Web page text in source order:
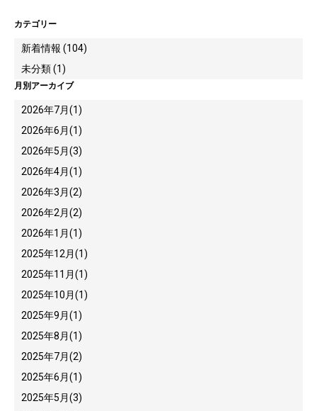
カテゴリー
新着情報 (104)
未分類 (1)
月別アーカイブ
2026年7月(1)
2026年6月(1)
2026年5月(3)
2026年4月(1)
2026年3月(2)
2026年2月(2)
2026年1月(1)
2025年12月(1)
2025年11月(1)
2025年10月(1)
2025年9月(1)
2025年8月(1)
2025年7月(2)
2025年6月(1)
2025年5月(3)